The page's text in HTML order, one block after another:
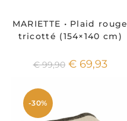
MARIETTE • Plaid rouge
tricotté (154×140 cm)
€99,90 €69,93
-30%